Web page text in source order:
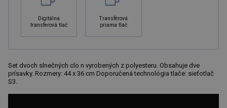
Digitálna
transferová tlač
Transférová
priama tlač
Set dvoch slnečných clo n vyrobených z polyesteru. Obsahuje dve
prísavky. Rozmery: 44 x 36 cm Doporučená technológia tlače: sieťotlač
S3.